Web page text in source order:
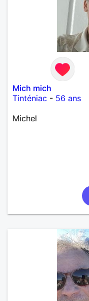
Mich mich
Tinténiac - 56 ans
Michel